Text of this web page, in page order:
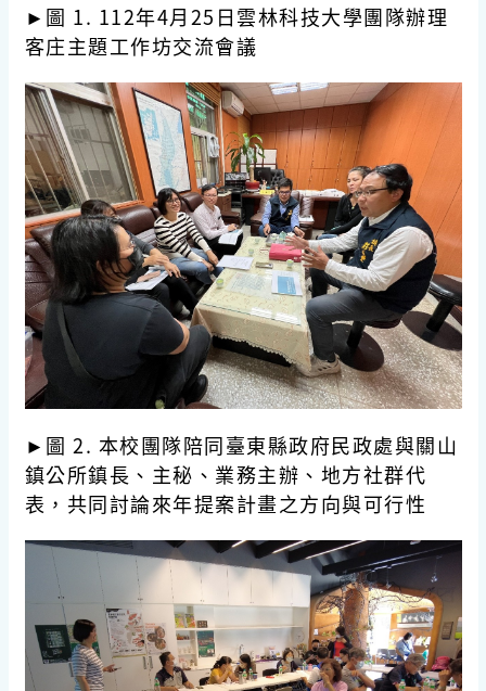
►圖 1. 112年4月25日雲林科技大學團隊辦理
客庄主題工作坊交流會議
►圖 2. 本校團隊陪同臺東縣政府民政處與關山
鎮公所鎮長、主秘、業務主辦、地方社群代
表，共同討論來年提案計畫之方向與可行性